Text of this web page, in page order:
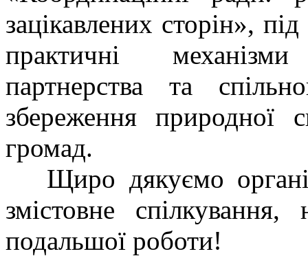
зацікавлених сторін»,
практичні
партнерства та
збереження природної
громад.
Щиро дякуємо
змістовне
подальшої роботи!